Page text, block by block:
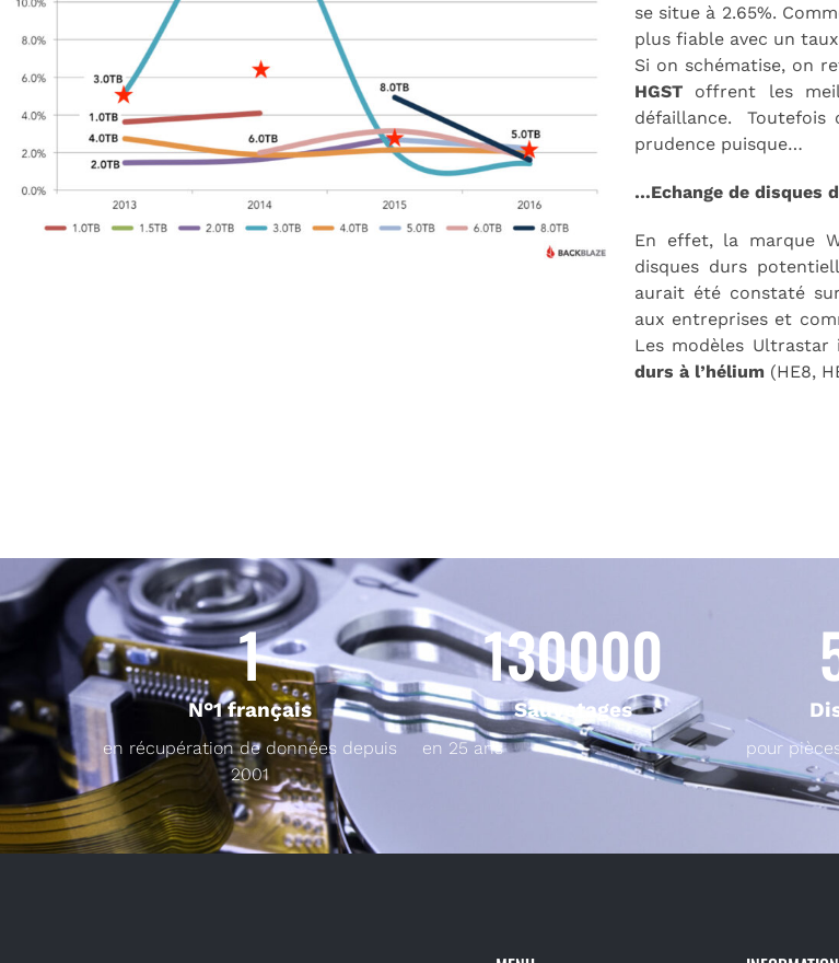
se situe à 2.65%.
plus fiable avec un taux
Si on schématise, on
HGST offrent les
défaillance. Toutefois
prudence puisque…
…Echange de disques
En effet, la marque
disques durs
aurait été constaté
aux entreprises et
Les modèles
durs à l’hélium (HE8,
N°1 français
1
en récupération de données depuis
2001
Sauvetages
130000
en 25 ans pour